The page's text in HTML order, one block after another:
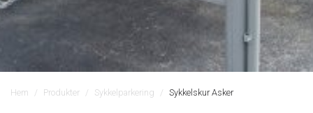
Hem Produkter Sykkelparkering Sykkelskur Asker